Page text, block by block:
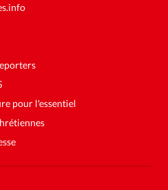
pour l'essentiel